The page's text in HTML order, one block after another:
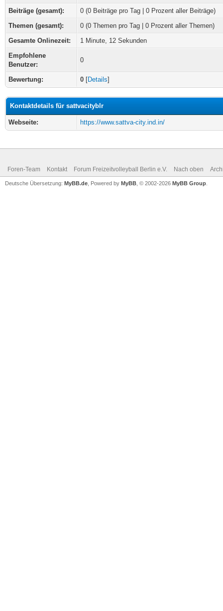
Beiträge (gesamt):
0 (0 Beiträge pro Tag | 0 Prozent aller Beiträge)
Themen (gesamt):
0 (0 Themen pro Tag | 0 Prozent aller Themen)
Gesamte Onlinezeit:
1 Minute, 12 Sekunden
Empfohlene
Benutzer:
0
Bewertung: 0 [Details]
Kontaktdetails für sattvacityblr
Webseite: https://www.sattva-city.ind.in/
Foren-Team Kontakt Forum Freizeitvolleyball Berlin e.V. Nach oben
Deutsche Übersetzung: MyBB.de , Powered by MyBB , © 2002-2026 MyBB Group